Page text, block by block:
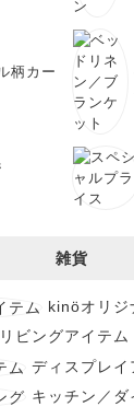
柄カー
雑貨
kinöオリジ
リビングアイテム
ディスプレイ
キッチン／ダ